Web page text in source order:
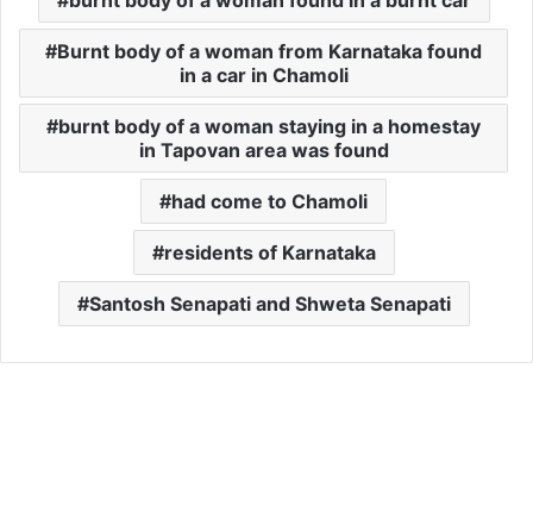
Burnt body of a woman from Karnataka found
in a car in Chamoli
burnt body of a woman staying in a homestay
in Tapovan area was found
had come to Chamoli
residents of Karnataka
Santosh Senapati and Shweta Senapati